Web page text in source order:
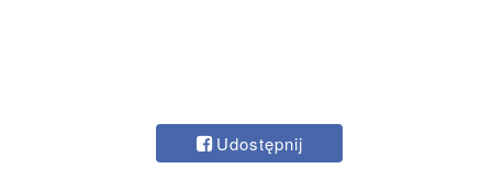
Udostępnij